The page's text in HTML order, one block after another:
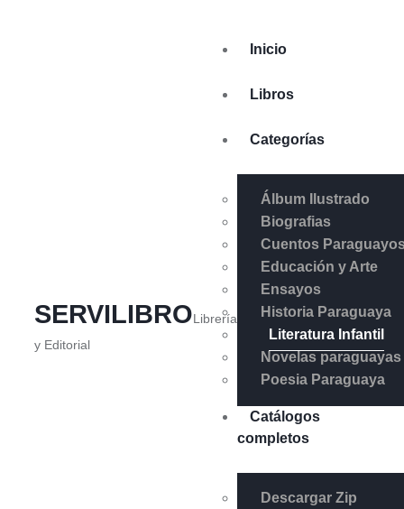
SERVILIBROLibrería
y Editorial
Inicio
Libros
Categorías
Álbum Ilustrado
Biografias
Cuentos
Educación y Arte
Ensayos
Historia Paraguaya
Literatura Infantil
Novelas paraguayas
Poesia Paraguaya
Catálogos
completos
Descargar Zip